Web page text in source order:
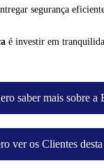
segurança
é investir em
saber mais sobre a
ver os Clientes